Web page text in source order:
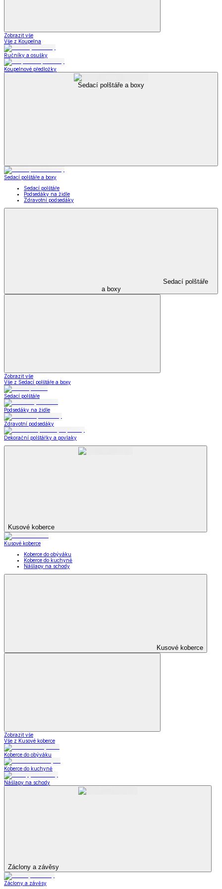
Zobrazit vše
Vše z Koupelna
Ručníky a osušky
Koupelnové předložky
Sedací polštáře a boxy
Sedací polštáře a boxy
Sedací polštáře
Podsedáky na židle
Zdravotní podsedáky
Sedací polštáře
a boxy
Zobrazit vše
Vše z Sedací polštáře a boxy
Sedací polštáře
Podsedáky na židle
Zdravotní podsedáky
Dekorační polštářky a povlaky
Kusové koberce
Kusové koberce
Koberce do obýváku
Koberce do kuchyně
Nášlapy na schody
Kusové koberce
Zobrazit vše
Vše z Kusové koberce
Koberce do obýváku
Koberce do kuchyně
Nášlapy na schody
Záclony a závěsy
Záclony a závěsy